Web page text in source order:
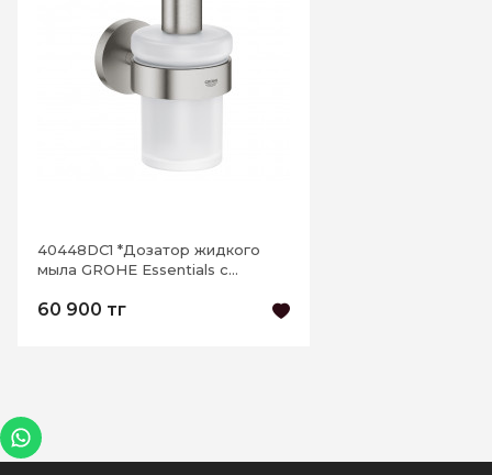
40448DC1 *Дозатор жидкого
мыла GROHE Essentials с
60 900 тг